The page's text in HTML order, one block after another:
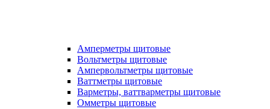
Амперметры щитовые
Вольтметры щитовые
Ампервольтметры щитовые
Ваттметры щитовые
Варметры, ваттварметры щитовые
Омметры щитовые